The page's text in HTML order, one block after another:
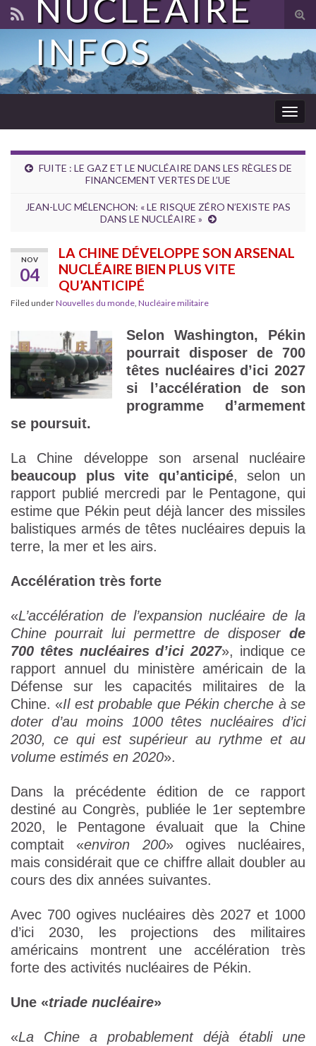
NUCLÉAIRE
INFOS
FUITE : LE GAZ ET LE NUCLÉAIRE DANS LES RÈGLES DE
FINANCEMENT VERTES DE L’UE
JEAN-LUC MÉLENCHON: « LE RISQUE ZÉRO N’EXISTE PAS
DANS LE NUCLÉAIRE »
NOV
04
LA CHINE DÉVELOPPE SON ARSENAL
NUCLÉAIRE BIEN PLUS VITE
QU’ANTICIPÉ
Filed underNouvelles du monde, Nucléaire militaire
Selon Washington, Pékin
pourrait disposer de 700
têtes nucléaires d’ici 2027
si l’accélération de son
programme d’armement
se poursuit.
La Chine développe son arsenal nucléaire
beaucoup plus vite qu’anticipé, selon un
rapport publié mercredi par le Pentagone, qui
estime que Pékin peut déjà lancer des missiles
balistiques armés de têtes nucléaires depuis la
terre, la mer et les airs.
Accélération très forte
«L’accélération de l’expansion nucléaire de la
Chine pourrait lui permettre de disposer de
700 têtes nucléaires d’ici 2027», indique ce
rapport annuel du ministère américain de la
Défense sur les capacités militaires de la
Chine. «Il est probable que Pékin cherche à se
doter d’au moins 1000 têtes nucléaires d’ici
2030, ce qui est supérieur au rythme et au
volume estimés en 2020».
Dans la précédente édition de ce rapport
destiné au Congrès, publiée le 1er septembre
2020, le Pentagone évaluait que la Chine
comptait «environ 200» ogives nucléaires,
mais considérait que ce chiffre allait doubler au
cours des dix années suivantes.
Avec 700 ogives nucléaires dès 2027 et 1000
d’ici 2030, les projections des militaires
américains montrent une accélération très
forte des activités nucléaires de Pékin.
Une «triade nucléaire»
«La Chine a probablement déjà établi une